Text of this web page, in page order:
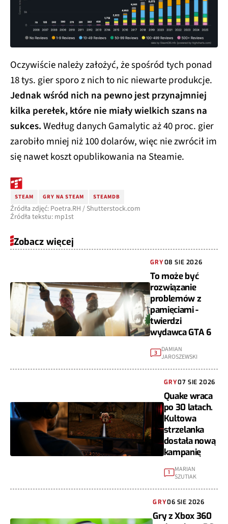
Oczywiście należy założyć, że spośród tych ponad
18 tys. gier sporo z nich to nic niewarte produkcje.
Jednak wśród nich na pewno jest przynajmniej
kilka perełek, które nie miały wielkich szans na
sukces.Według danych Gamalytic aż 40 proc. gier
zarobiło mniej niż 100 dolarów, więc nie zwrócił im
się nawet koszt opublikowania na Steamie.
STEAM GRY NA STEAM STEAMDB
Źródła zdjęć: Poetra.RH / Shutterstock.com
Źródła tekstu: mp1st
Zobacz więcej
GRY08 SIE 2026
To może być
rozwiązanie
problemów z
pamięciami -
twierdzi
wydawca GTA 6
3 DAMIAN
JAROSZEWSKI
GRY07 SIE 2026
Quake wraca
po 30 latach.
Kultowa
strzelanka
dostała nową
kampanię
1
MARIAN
SZUTIAK
GRY06 SIE 2026
Gry z Xbox 360